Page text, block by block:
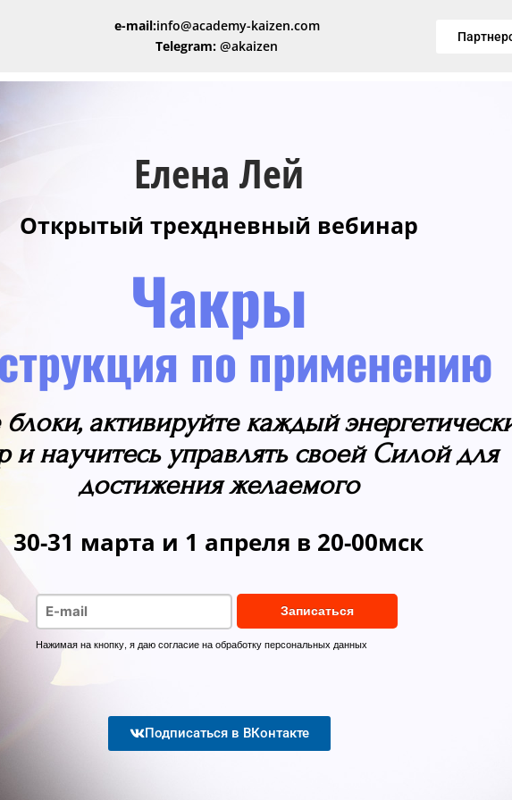
e-mail:info@academy-kaizen.com
Telegram: @akaizen
Елена Лей
Открытый трехдневный вебинар
Чакры
по применению
блоки, активируйте каждый
и научитесь управлять своей Силой для
достижения желаемого
30-31 марта и 1 апреля в 20-00мск
Нажимая на кнопку, я даюсогласие на обработку персональных данных
Подписаться в ВКонтакте